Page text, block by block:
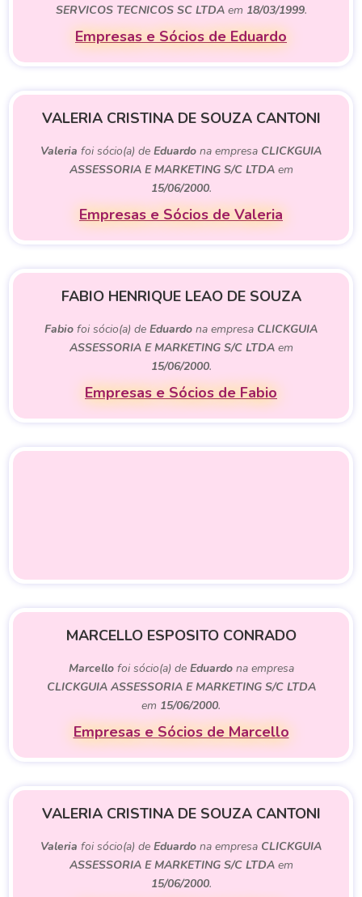
SERVICOS TECNICOS SC LTDAem 18/03/1999.
Empresas e Sócios de Eduardo
VALERIA CRISTINA DE SOUZA CANTONI
Valeria foi sócio(a) de Eduardo na empresa CLICKGUIA
ASSESSORIA E MARKETING S/C LTDAem
15/06/2000.
Empresas e Sócios de Valeria
FABIO HENRIQUE LEAO DE SOUZA
Fabio foi sócio(a) de Eduardo na empresa CLICKGUIA
ASSESSORIA E MARKETING S/C LTDAem
15/06/2000.
Empresas e Sócios de Fabio
MARCELLO ESPOSITO CONRADO
Marcellofoi sócio(a) de Eduardona empresa
CLICKGUIA ASSESSORIA E MARKETING S/C LTDA
em 15/06/2000.
Empresas e Sócios de Marcello
VALERIA CRISTINA DE SOUZA CANTONI
Valeria foi sócio(a) de Eduardo na empresa CLICKGUIA
ASSESSORIA E MARKETING S/C LTDAem
15/06/2000.